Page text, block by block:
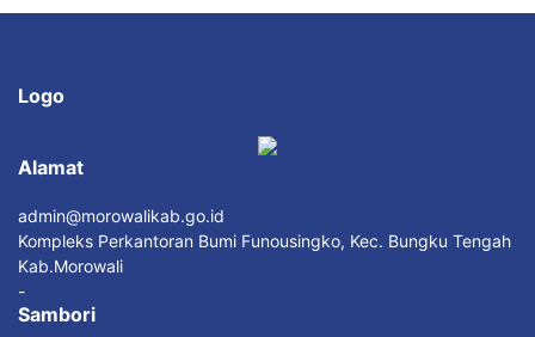
Logo
Alamat
admin@morowalikab.go.id
Kompleks Perkantoran Bumi Funousingko, Kec. Bungku Tengah
Kab.Morowali
-
Sambori